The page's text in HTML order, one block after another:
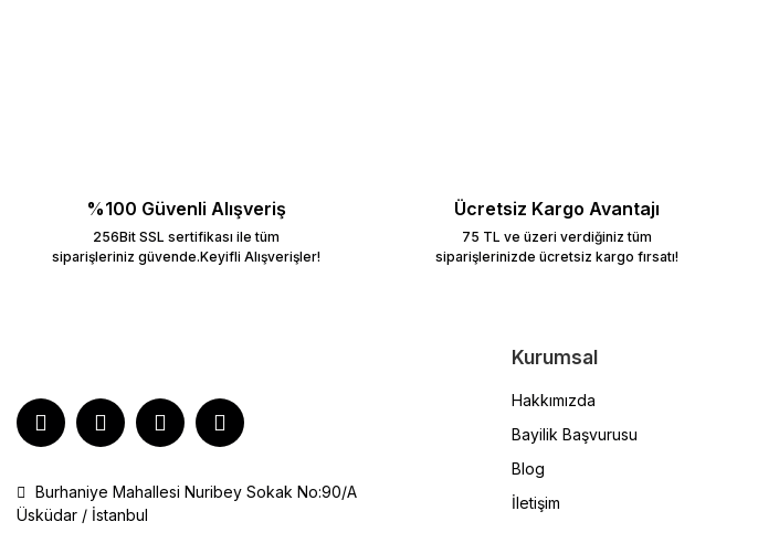
%100 Güvenli Alışveriş
256Bit SSL sertifikası ile tüm
siparişleriniz güvende.Keyifli Alışverişler!
Ücretsiz Kargo Avantajı
75 TL ve üzeri verdiğiniz tüm
siparişlerinizde ücretsiz kargo fırsatı!
Burhaniye Mahallesi Nuribey Sokak No:90/A
Üsküdar / İstanbul
Kurumsal
Hakkımızda
Bayilik Başvurusu
Blog
İletişim